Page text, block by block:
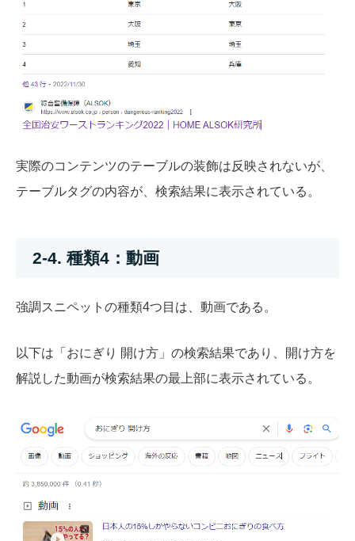
実際のコンテンツのテーブルの装飾は反映されないが、
テーブルタグの内容が、検索結果に表示されている。
2-4. 種類4：動画
強調スニペットの種類4つ目は、動画である。
以下は「おにぎり 開け方」の検索結果であり、開け方を
解説した動画が検索結果の最上部に表示されている。